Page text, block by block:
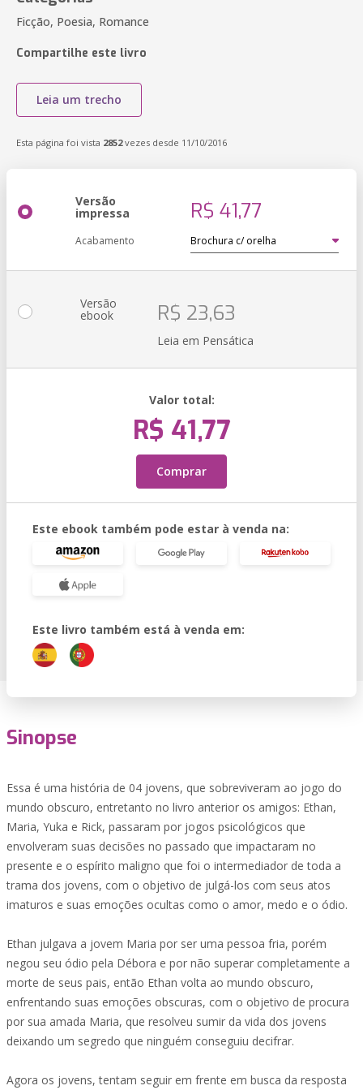
Ficção, Poesia, Romance
Compartilhe este livro
Leia um trecho
Esta página foi vista 2852vezes desde 11/10/2016
Versão
impressa R$ 41,77
Acabamento
Versão
ebook R$ 23,63
Leia em Pensática
Valor total:
R$ 41,77
Comprar
Este ebook também pode estar à venda na:
Este livro também está à venda em:
Sinopse
Essa é uma história de 04 jovens, que sobreviveram ao jogo do
mundo obscuro, entretanto no livro anterior os amigos: Ethan,
Maria, Yuka e Rick, passaram por jogos psicológicos que
envolveram suas decisões no passado que impactaram no
presente e o espírito maligno que foi o intermediador de toda a
trama dos jovens, com o objetivo de julgá-los com seus atos
imaturos e suas emoções ocultas como o amor, medo e o ódio.
Ethan julgava a jovem Maria por ser uma pessoa fria, porém
negou seu ódio pela Débora e por não superar completamente a
morte de seus pais, então Ethan volta ao mundo obscuro,
enfrentando suas emoções obscuras, com o objetivo de procura
por sua amada Maria, que resolveu sumir da vida dos jovens
deixando um segredo que ninguém conseguiu decifrar.
Agora os jovens, tentam seguir em frente em busca da resposta